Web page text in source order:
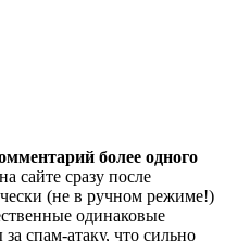
более одного
сайте сразу после
(не в ручном режиме!)
одинаковые
спам-атаку, что сильно